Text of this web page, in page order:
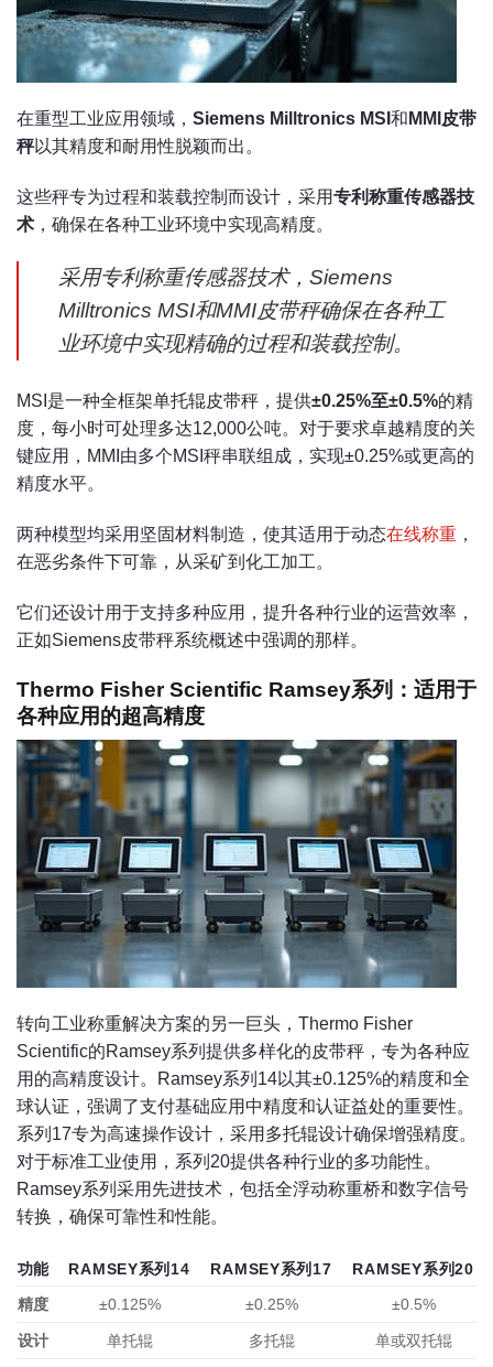
在重型工业应用领域， Siemens Milltronics MSI 和 MMI皮带
秤以其精度和耐用性脱颖而出。
这些秤专为过程和装载控制而设计，采用专利称重传感器技
术 ，确保在各种工业环境中实现高精度。
采用专利称重传感器技术，Siemens
Milltronics MSI和MMI皮带秤确保在各种工
业环境中实现精确的过程和装载控制。
MSI是一种全框架单托辊皮带秤，提供±0.25%至±0.5%的精
度，每小时可处理多达12,000公吨。对于要求卓越精度的关
键应用，MMI由多个MSI秤串联组成，实现±0.25%或更高的
精度水平。
两种模型均采用坚固材料制造，使其适用于动态在线称重 ，
在恶劣条件下可靠，从采矿到化工加工。
它们还设计用于支持多种应用，提升各种行业的运营效率，
正如Siemens皮带秤系统概述中强调的那样。
Thermo Fisher Scientific Ramsey系列：适用于
各种应用的超高精度
转向工业称重解决方案的另一巨头，Thermo Fisher
Scientific的Ramsey系列提供多样化的皮带秤，专为各种应
用的高精度设计。Ramsey系列14以其±0.125%的精度和全
球认证，强调了支付基础应用中精度和认证益处的重要性。
系列17专为高速操作设计，采用多托辊设计确保增强精度。
对于标准工业使用，系列20提供各种行业的多功能性。
Ramsey系列采用先进技术，包括全浮动称重桥和数字信号
转换，确保可靠性和性能。
功能 RAMSEY系列14 RAMSEY系列17
RAMSEY系列20
精度
±0.125% ±0.25% ±0.5%
设计 单托辊 多托辊 单或双托辊